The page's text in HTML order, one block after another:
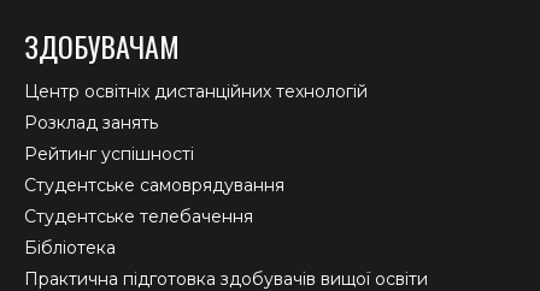
ЗДОБУВАЧАМ
Центр освітніх дистанційних технологій
Розклад занять
Рейтинг успішності
Студентське самоврядування
Студентське телебачення
Бібліотека
Практична підготовка здобувачів вищої освіти